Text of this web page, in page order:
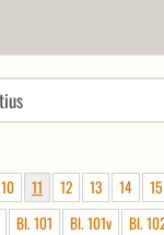
10 11 12 13 14
15
Bl. 101 Bl. 101v
Bl.